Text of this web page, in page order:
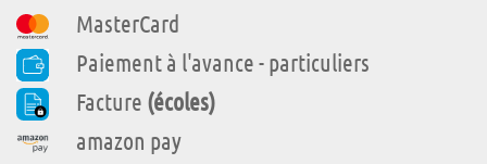
MasterCard
Paiement à l'avance - particuliers
Facture (écoles)
amazon pay